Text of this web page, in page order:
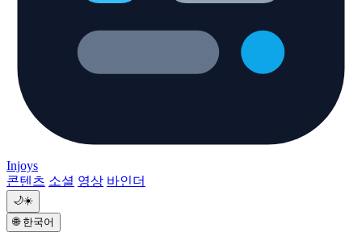
Injoys
콘텐츠 소셜 영상 바인더
🌙☀️
🌐 한국어